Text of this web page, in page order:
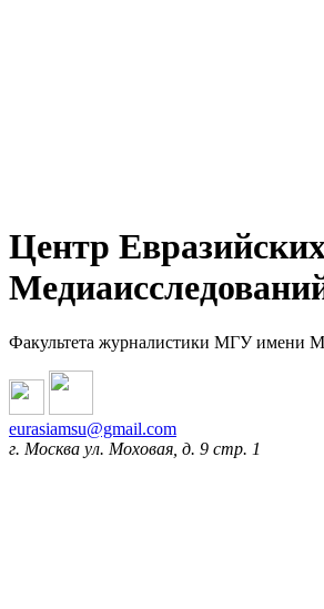
Центр
Факультета журналистики МГУ имени
eurasiamsu@gmail.com
г. Москва ул. Моховая, д. 9 стр. 1